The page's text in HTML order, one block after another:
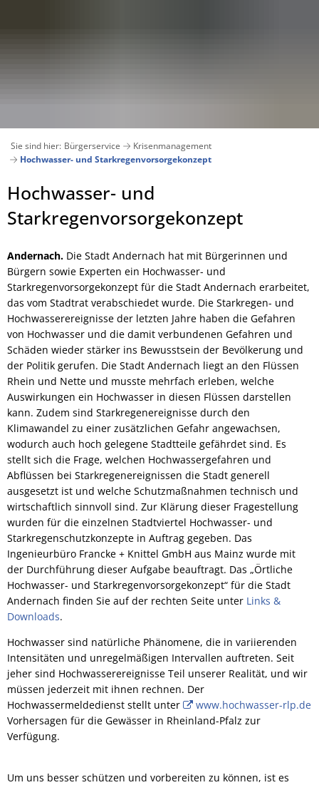
Pressemitteilungen 2026
Archiv Pressemitteilungen 2025
Verkehrsbehinderungen
Bankverbindungen
Bürgerbüro
Digitales Rathaus
E-Rechnung
Grünschnitt / Umweltmobil
Krisenmanagement
Leistungen A-Z
Rats- und Bürgerinfosystem
Schaden melden
Schiedsamt
Straßenbau: Wiederkehrender Beitrag
Wahlen
Zulassungsstelle
Öffnungszeiten
Ausschreibungen
Bauen und Wohnen
Stadtentwicklung und
Bebauungspläne/
Energieberatung
Kommunale Wärmeplanung
Bauleitpläne im Verfahren
Beigeordnete
Bürgermeister
Datenschutz
Haushalt
Haushaltspläne
Interaktiver Haushaltsplan
Impressum
Leitbild
Oberbürgermeister
Öffentliche Bekanntmachungen
Ortsrecht/Bauleitpläne
Satzungen
Polizei- und sonstige
Zweckvereinbarungen,
Bebauungspläne und
Sonstige Satzungen nach
Sitzungstermine
Stellenausschreibungen
Andernach geschichtlich Wiege
Andernach in Zahlen
Essbare Stadt
Gesellschaft und Soziales
Kinder, Jugend und Familie
Medizinische Versorgung
"Smarte" Bahnhofstraße
Sport und Bäder
Stadtteile
Partnerstädte
Politik
Sie sind hier: Bürgerservice
Krisenmanagement
Hochwasser- und Starkregenvorsorgekonzept
Hochwasser-
und
Hochwasser- und
Starkregenvorsorgekonzept
Andernach. Die Stadt Andernach hat mit Bürgerinnen und
Bürgern sowie Experten ein Hochwasser- und
Starkregenvorsorgekonzept für die Stadt Andernach erarbeitet,
das vom Stadtrat verabschiedet wurde. Die Starkregen- und
Hochwasserereignisse der letzten Jahre haben die Gefahren
von Hochwasser und die damit verbundenen Gefahren und
Schäden wieder stärker ins Bewusstsein der Bevölkerung und
der Politik gerufen. Die Stadt Andernach liegt an den Flüssen
Rhein und Nette und musste mehrfach erleben, welche
Auswirkungen ein Hochwasser in diesen Flüssen darstellen
kann. Zudem sind Starkregenereignisse durch den
Klimawandel zu einer zusätzlichen Gefahr angewachsen,
wodurch auch hoch gelegene Stadtteile gefährdet sind. Es
stellt sich die Frage, welchen Hochwassergefahren und
Abflüssen bei Starkregenereignissen die Stadt generell
ausgesetzt ist und welche Schutzmaßnahmen technisch und
wirtschaftlich sinnvoll sind. Zur Klärung dieser Fragestellung
wurden für die einzelnen Stadtviertel Hochwasser- und
Starkregenschutzkonzepte in Auftrag gegeben. Das
Ingenieurbüro Francke + Knittel GmbH aus Mainz wurde mit
der Durchführung dieser Aufgabe beauftragt. Das „Örtliche
Hochwasser- und Starkregenvorsorgekonzept“ für die Stadt
Andernach finden Sie auf der rechten Seite unter Links &
Downloads.
Hochwasser sind natürliche Phänomene, die in variierenden
Intensitäten und unregelmäßigen Intervallen auftreten. Seit
jeher sind Hochwasserereignisse Teil unserer Realität, und wir
müssen jederzeit mit ihnen rechnen. Der
Hochwassermeldedienst stellt unter
www.hochwasser-rlp.de
Vorhersagen für die Gewässer in Rheinland-Pfalz zur
Verfügung.
Um uns besser schützen und vorbereiten zu können, ist es